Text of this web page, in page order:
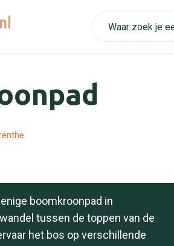
boomkroonpad in
tussen de toppen van de
het bos op verschillende